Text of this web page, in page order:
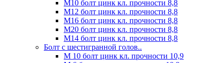
М10 болт цинк кл. прочности 8,8
М12 болт цинк кл. прочности 8,8
М16 болт цинк кл. прочности 8,8
М20 болт цинк кл. прочности 8,8
М14 болт цинк кл. прочности 8,8
Болт с шестигранной голов..
М 10 болт цинк кл. прочности 10,9